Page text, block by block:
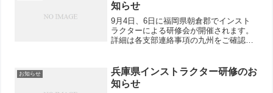
知らせ
9月4日、6日に福岡県朝倉郡でインスト
ラクターによる研修会が開催されます。
詳細は各支部連絡事項の九州をご確認く
お知らせ
兵庫県インストラクター研修のお
知らせ